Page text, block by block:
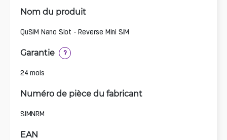
Nom du produit
QuSIM Nano Slot - Reverse Mini SIM
Garantie ?
24 mois
Numéro de pièce du fabricant
SIMNRM
EAN